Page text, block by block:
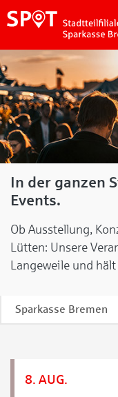
In der ganzen
Events.
Ob Ausstellung,
Lütten: Unsere
Langeweile und
Sparkasse Bremen
8. AUG.